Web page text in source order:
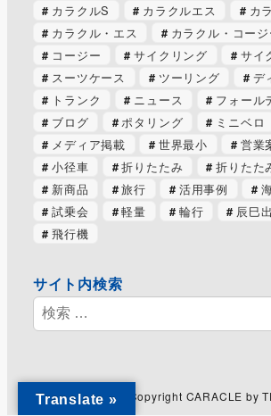
カラクルS
カラクルエス
カ
カラクル・エス
カラクル・コージ
コージー
サイクリング
サイ
スーツケース
ツーリング
デ
トランク
ニュース
フォール
ブログ
ポタリング
ミニベロ
メディア掲載
世界最小
営業
小径車
折りたたみ
折りたた
新商品
旅行 活用事例
試乗会
軽量 輪行 辰巳
飛行機
サイト内検索
検
索
Copyright CARACLE by
Translate »